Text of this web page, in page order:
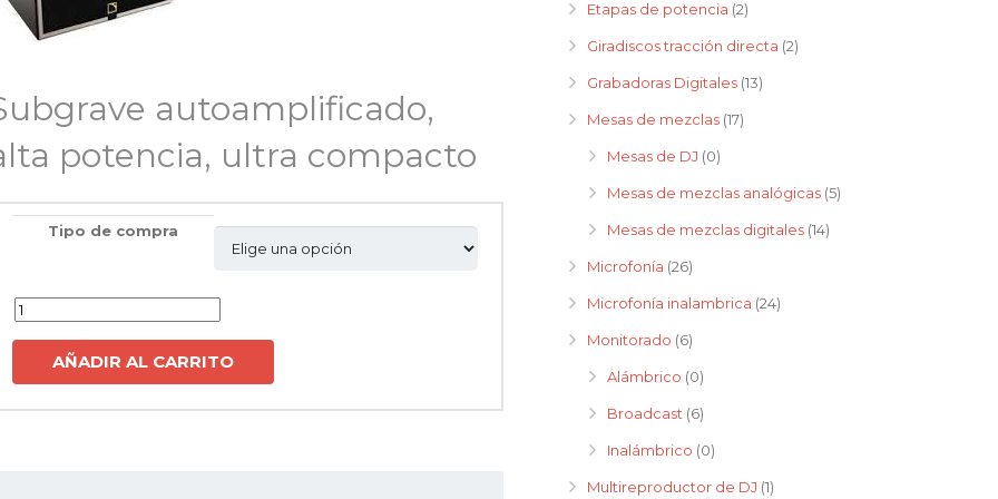
autoamplificado,
potencia, ultra compacto
Tipo de compra
Cantidad
AÑADIR AL CARRITO
Etapas de potencia (2)
Giradiscos tracción directa (2)
Grabadoras Digitales (13)
Mesas de mezclas (17)
Mesas de DJ (0)
Mesas de mezclas analógicas (5)
Mesas de mezclas digitales (14)
Microfonía (26)
Microfonía inalambrica (24)
Monitorado (6)
Alámbrico (0)
Broadcast (6)
Inalámbrico (0)
Multireproductor de DJ (1)